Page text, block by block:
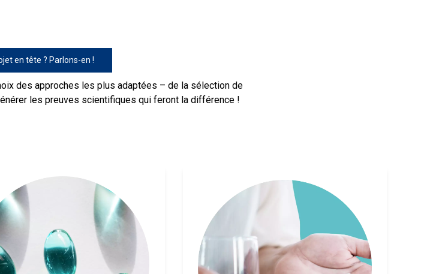
en tête ? Parlons-en !
des approches les plus adaptées – de la sélection de
les preuves scientifiques qui feront la différence !